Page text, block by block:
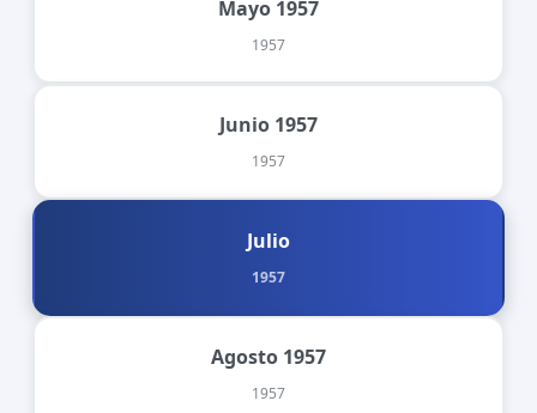
Mayo 1957
1957
Junio 1957
1957
Julio
1957
Agosto 1957
1957